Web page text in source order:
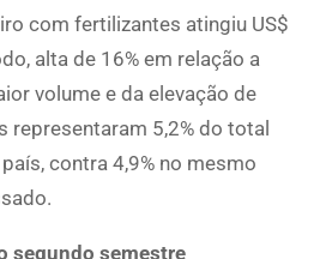
com fertilizantes atingiu US$
alta de 16% em relação a
volume e da elevação de
representaram 5,2% do total
contra 4,9% no mesmo
segundo semestre